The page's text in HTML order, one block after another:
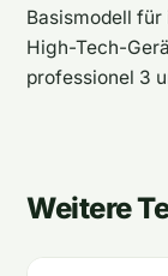
Basismodell
High-Tech-
professionel 3
Weitere